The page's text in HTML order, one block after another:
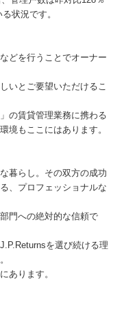
状況です。
どを行うことでオーナー
いとご要望いただけるこ
の賃貸管理業務に携わる
境もここにはあります。
暮らし。その双方の成功
、プロフェッショナルな
門への絶対的な信頼で
を選び続ける理
あります。